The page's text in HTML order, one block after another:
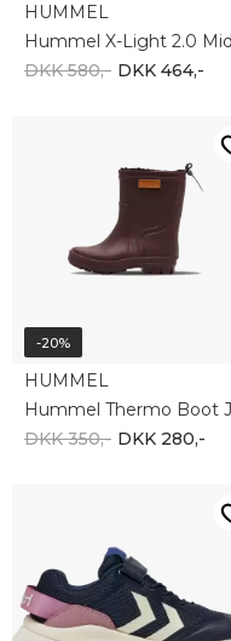
HUMMEL
DKK 580,- DKK 464,-
-20%
HUMMEL
DKK 350,- DKK 280,-